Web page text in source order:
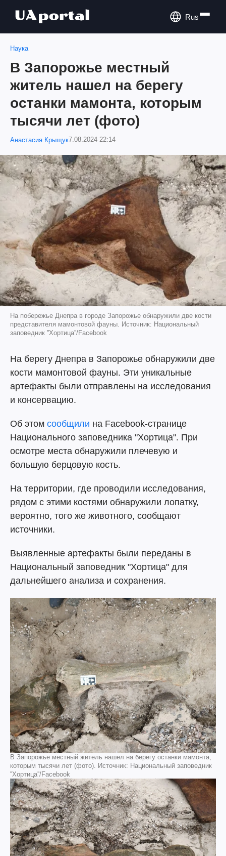
Rus
Наука
В Запорожье местный
житель нашел на берегу
останки мамонта, которым
тысячи лет (фото)
Анастасия Крыщук7.08.2024 22:14
На побережье Днепра в городе Запорожье обнаружили две кости
представителя мамонтовой фауны. Источник: Национальный
заповедник ''Хортица''/Facebook
На берегу Днепра в Запорожье обнаружили две
кости мамонтовой фауны. Эти уникальные
артефакты были отправлены на исследования
и консервацию.
Об этом сообщили на Facebook-странице
Национального заповедника "Хортица". При
осмотре места обнаружили плечевую и
большую берцовую кость.
На территории, где проводили исследования,
рядом с этими костями обнаружили лопатку,
вероятно, того же животного, сообщают
источники.
Выявленные артефакты были переданы в
Национальный заповедник "Хортица" для
дальнейшего анализа и сохранения.
В Запорожье местный житель нашел на берегу останки мамонта,
которым тысячи лет (фото). Источник: Национальный заповедник
''Хортица''/Facebook